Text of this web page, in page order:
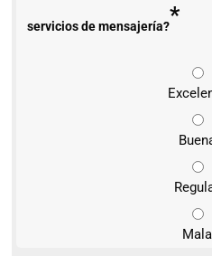
servicios de mensajería?*
Mala